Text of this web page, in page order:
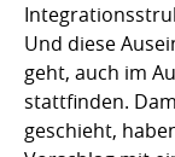
Und diese
geht, auch im
stattfinden.
geschieht,